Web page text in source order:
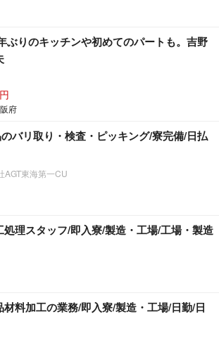
ぶりのキッチンや初めてのパートも。吉野
府
バリ取り・検査・ピッキング/寮完備/日払
AGT東海第一CU
処理スタッフ/即入寮/製造・工場/工場・製造
材料加工の業務/即入寮/製造・工場/日勤/日